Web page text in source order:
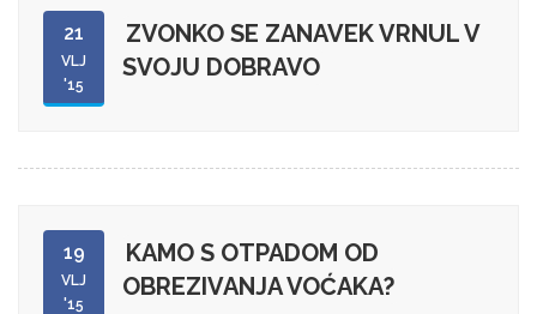
21
VLJ
'15
ZVONKO SE ZANAVEK VRNUL V
SVOJU DOBRAVO
19
VLJ
'15
KAMO S OTPADOM OD
OBREZIVANJA VOĆAKA?